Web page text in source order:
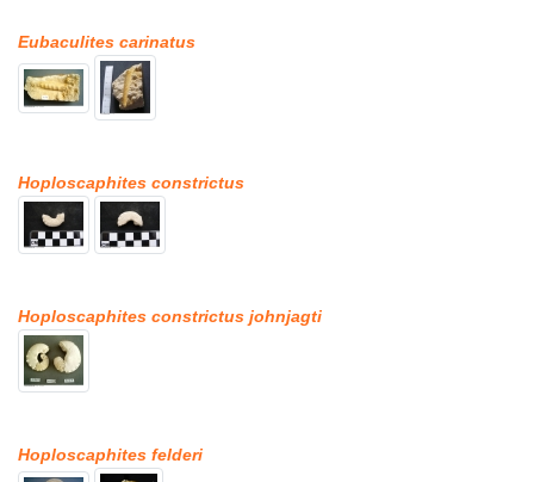
Eubaculites carinatus
Hoploscaphites constrictus
Hoploscaphites constrictus johnjagti
Hoploscaphites felderi